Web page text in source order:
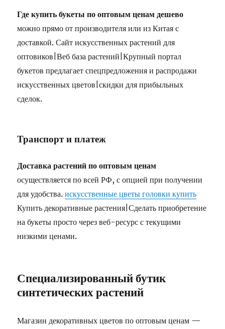
Где купить букеты по оптовым ценам дешево
можно прямо от производителя или из Китая с
доставкой. Сайт искусственных растений для
оптовиков|Веб база растений|Крупный портал
букетов предлагает спецпредложения и распродажи
искусственных цветов|скидки для прибыльных
сделок.
Транспорт и платеж
Доставка растений по оптовым ценам
осуществляется по всей РФ, с опцией при получении
для удобства.искусственные цветы головки купить
Купить декоративные растения|Сделать приобретение
на букеты просто через веб-ресурс с текущими
низкими ценами.
Специализированный бутик
синтетических растений
Магазин декоративных цветов по оптовым ценам —